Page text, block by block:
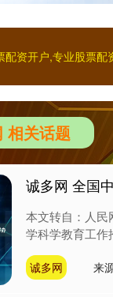
资开户,专业股票
相关话题
诚多网 全国
本文转自：人民
学科学教育工作
诚多网 来